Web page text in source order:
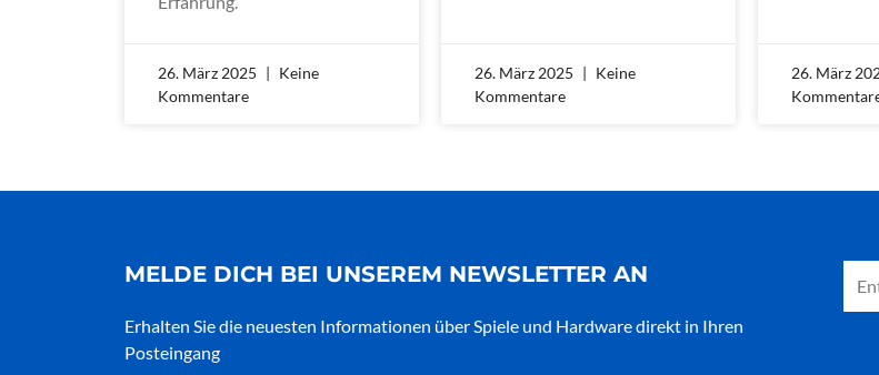
26. März 2025
Keine
Kommentare
26. März 2025
Keine
Kommentare
26. März
MELDE DICH BEI UNSEREM NEWSLETTER AN
Erhalten Sie die neuesten Informationen über Spiele und Hardware direkt in Ihren
Posteingang